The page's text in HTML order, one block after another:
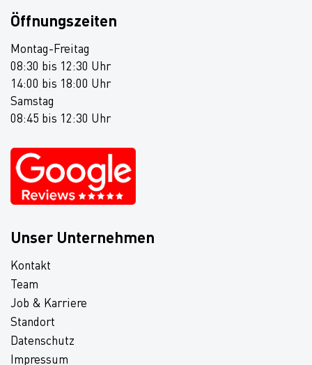
Öffnungszeiten
Montag-Freitag
08:30 bis 12:30 Uhr
14:00 bis 18:00 Uhr
Samstag
08:45 bis 12:30 Uhr
Unser Unternehmen
Kontakt
Team
Job & Karriere
Standort
Datenschutz
Impressum